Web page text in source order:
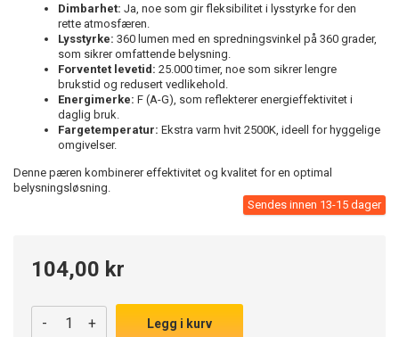
Dimbarhet: Ja, noe som gir fleksibilitet i lysstyrke for den
rette atmosfæren.
Lysstyrke: 360 lumen med en spredningsvinkel på 360 grader,
som sikrer omfattende belysning.
Forventet levetid: 25.000 timer, noe som sikrer lengre
brukstid og redusert vedlikehold.
Energimerke: F (A-G), som reflekterer energieffektivitet i
daglig bruk.
Fargetemperatur: Ekstra varm hvit 2500K, ideell for hyggelige
omgivelser.
Denne pæren kombinerer effektivitet og kvalitet for en optimal
belysningsløsning.
Sendes innen 13-15 dager
104,00 kr
- + Legg i kurv